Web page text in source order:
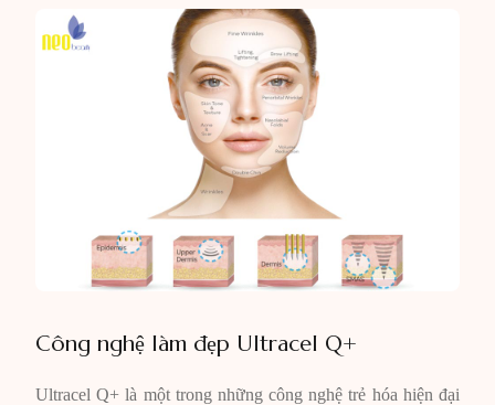
Công nghệ làm đẹp Ultracel Q+
Ultracel Q+ là một trong những công nghệ trẻ hóa hiện đại